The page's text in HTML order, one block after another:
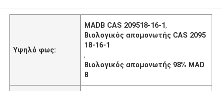
Υψηλό φως:
MADB CAS 209518-16-1,
Βιολογικός απομονωτής CAS 2095
18-16-1
,
Βιολογικός απομονωτής 98% MAD
B